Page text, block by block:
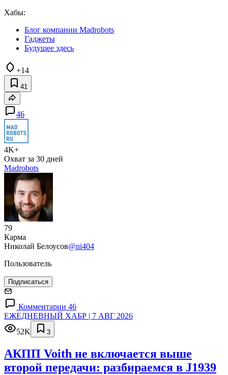
Хабы:
Блог компании Madrobots
Гаджеты
Будущее здесь
+14
41
46
4K+
Охват за 30 дней
Madrobots
79
Карма
Николай Белоусов@ni404
Пользователь
Подписаться
Комментарии 46
ЕЖЕДНЕВНЫЙ ХАБР | 7 АВГ 2026
52K
3
АКПП Voith не включается выше
второй передачи: разбираемся в J1939